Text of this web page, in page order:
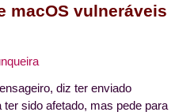
macOS vulneráveis
diz ter enviado
sido afetado, mas pede para